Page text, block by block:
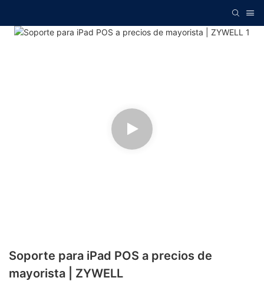
Soporte para iPad POS a precios de
mayorista | ZYWELL